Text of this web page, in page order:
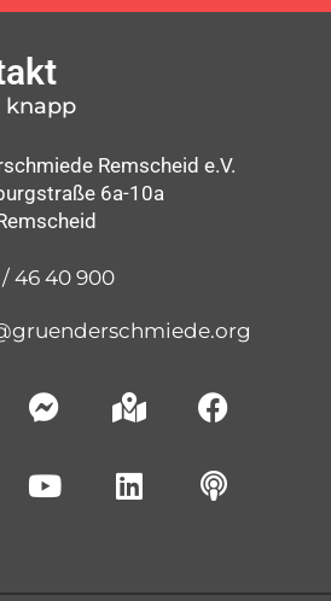
knapp
Remscheid e.V.
6a-10a
/ 46 40 900